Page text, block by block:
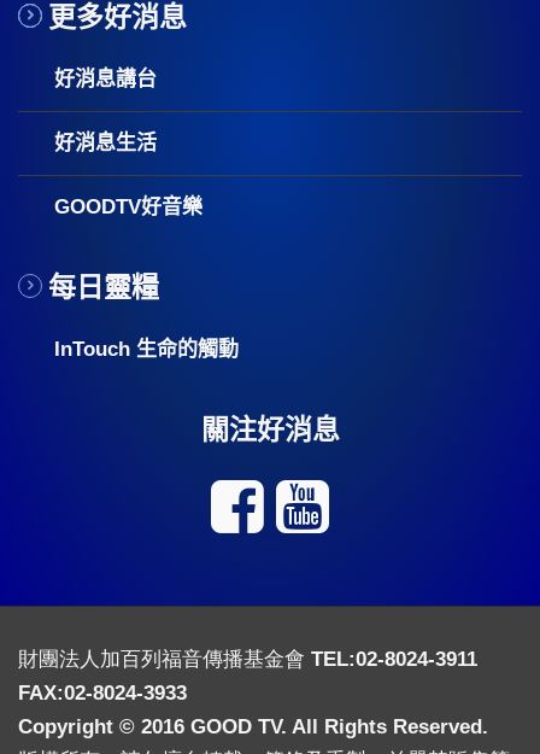
更多好消息
好消息講台
好消息生活
GOODTV好音樂
每日靈糧
InTouch 生命的觸動
關注好消息
財團法人加百列福音傳播基金會 TEL:02-8024-3911
FAX:02-8024-3933
Copyright © 2016 GOOD TV. All Rights Reserved.